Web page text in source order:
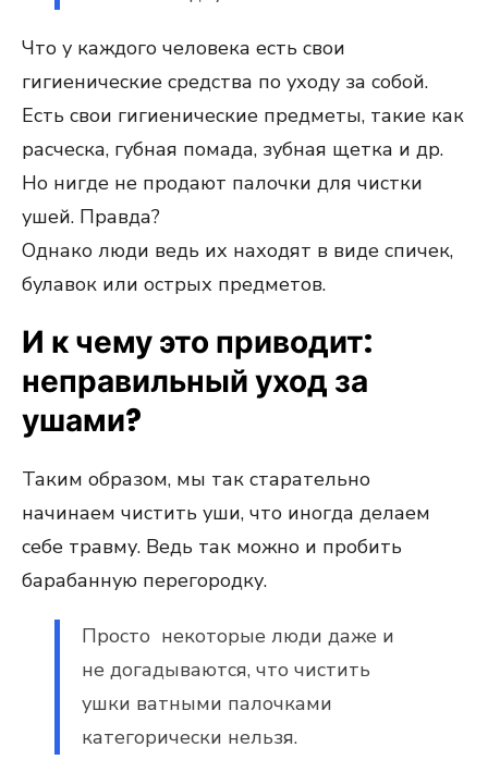
Что у каждого человека есть свои
гигиенические средства по уходу за собой.
Есть свои гигиенические предметы, такие как
расческа, губная помада, зубная щетка и др.
Но нигде не продают палочки для чистки
ушей. Правда?
Однако люди ведь их находят в виде спичек,
булавок или острых предметов.
И к чему это приводит:
неправильный уход за
ушами?
Таким образом, мы так старательно
начинаем чистить уши, что иногда делаем
себе травму. Ведь так можно и пробить
барабанную перегородку.
Просто некоторые люди даже и
не догадываются, что чистить
ушки ватными палочками
категорически нельзя.